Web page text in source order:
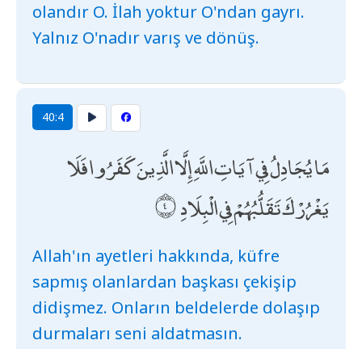
olandır O. İlah yoktur O'ndan gayrı.
Yalnız O'nadır varış ve dönüş.
40:4
مَا يُجَادِلُ فِي آيَاتِ اللَّهِ إِلَّا الَّذِينَ كَفَرُوا فَلَا
يَغْرُرْكَ تَقَلُّبُهُمْ فِي الْبِلَادِ
Allah'ın ayetleri hakkında, küfre
sapmış olanlardan başkası çekişip
didişmez. Onların beldelerde dolaşıp
durmaları seni aldatmasın.